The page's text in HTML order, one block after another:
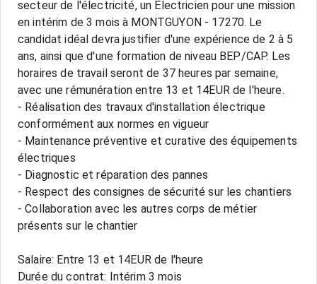
secteur de l'électricité, un Electricien pour une mission
en intérim de 3 mois à MONTGUYON - 17270. Le
candidat idéal devra justifier d'une expérience de 2 à 5
ans, ainsi que d'une formation de niveau BEP/CAP. Les
horaires de travail seront de 37 heures par semaine,
avec une rémunération entre 13 et 14EUR de l'heure.
- Réalisation des travaux d'installation électrique
conformément aux normes en vigueur
- Maintenance préventive et curative des équipements
électriques
- Diagnostic et réparation des pannes
- Respect des consignes de sécurité sur les chantiers
- Collaboration avec les autres corps de métier
présents sur le chantier
Salaire: Entre 13 et 14EUR de l'heure
Durée du contrat: Intérim 3 mois